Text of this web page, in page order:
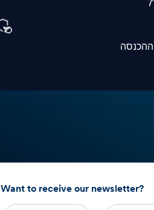
Want to receive our newsletter?